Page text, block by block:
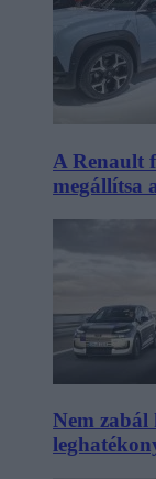
A Renault
megállítsa
Nem zabál